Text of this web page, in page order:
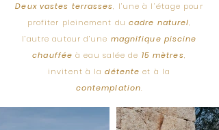
Deux vastes terrasses, l’une à l’étage pour
profiter pleinement du cadre naturel,
l’autre autour d’une magnifique piscine
chauffée à eau salée de 15 mètres,
invitent à ladétente et à la
contemplation.